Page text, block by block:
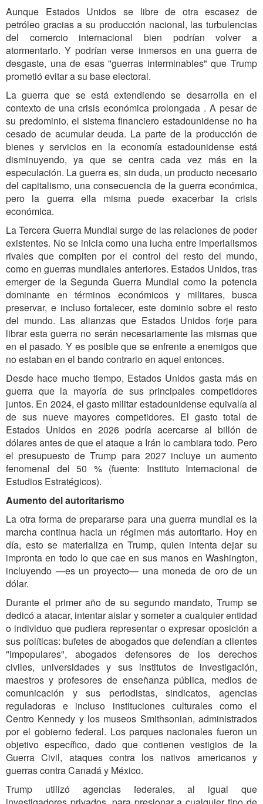
Aunque Estados Unidos se libre de otra escasez de
petróleo gracias a su producción nacional, las turbulencias
del comercio internacional bien podrían volver a
atormentarlo. Y podrían verse inmersos en una guerra de
desgaste, una de esas "guerras interminables" que Trump
prometió evitar a su base electoral.
La guerra que se está extendiendo se desarrolla en el
contexto de una crisis económica prolongada . A pesar de
su predominio, el sistema financiero estadounidense no ha
cesado de acumular deuda. La parte de la producción de
bienes y servicios en la economía estadounidense está
disminuyendo, ya que se centra cada vez más en la
especulación. La guerra es, sin duda, un producto necesario
del capitalismo, una consecuencia de la guerra económica,
pero la guerra ella misma puede exacerbar la crisis
económica.
La Tercera Guerra Mundial surge de las relaciones de poder
existentes. No se inicia como una lucha entre imperialismos
rivales que compiten por el control del resto del mundo,
como en guerras mundiales anteriores. Estados Unidos, tras
emerger de la Segunda Guerra Mundial como la potencia
dominante en términos económicos y militares, busca
preservar, e incluso fortalecer, este dominio sobre el resto
del mundo. Las alianzas que Estados Unidos forje para
librar esta guerra no serán necesariamente las mismas que
en el pasado. Y es posible que se enfrente a enemigos que
no estaban en el bando contrario en aquel entonces.
Desde hace mucho tiempo, Estados Unidos gasta más en
guerra que la mayoría de sus principales competidores
juntos. En 2024, el gasto militar estadounidense equivalía al
de sus nueve mayores competidores. El gasto total de
Estados Unidos en 2026 podría acercarse al billón de
dólares antes de que el ataque a Irán lo cambiara todo. Pero
el presupuesto de Trump para 2027 incluye un aumento
fenomenal del 50 % (fuente: Instituto Internacional de
Estudios Estratégicos).
Aumento del autoritarismo
La otra forma de prepararse para una guerra mundial es la
marcha continua hacia un régimen más autoritario. Hoy en
día, esto se materializa en Trump, quien intenta dejar su
impronta en todo lo que cae en sus manos en Washington,
incluyendo —es un proyecto— una moneda de oro de un
dólar.
Durante el primer año de su segundo mandato, Trump se
dedicó a atacar, intentar aislar y someter a cualquier entidad
o individuo que pudiera representar o expresar oposición a
sus políticas: bufetes de abogados que defendían a clientes
"impopulares", abogados defensores de los derechos
civiles, universidades y sus institutos de investigación,
maestros y profesores de enseñanza pública, medios de
comunicación y sus periodistas, sindicatos, agencias
reguladoras e incluso instituciones culturales como el
Centro Kennedy y los museos Smithsonian, administrados
por el gobierno federal. Los parques nacionales fueron un
objetivo específico, dado que contienen vestigios de la
Guerra Civil, ataques contra los nativos americanos y
guerras contra Canadá y México.
Trump utilizó agencias federales, al igual que